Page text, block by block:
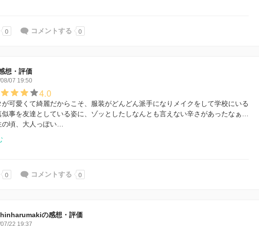
0 コメントする 0
想・評価
07 19:50
4.0
が可愛くて綺麗だからこそ、服装がどんどん派手になりメイクをして学校にいる
事を友達としている姿に、ゾッとしたしなんとも言えない辛さがあったなぁ…
の頃、大人っぽい…
0 コメントする 0
の感想・評価
22 19:37